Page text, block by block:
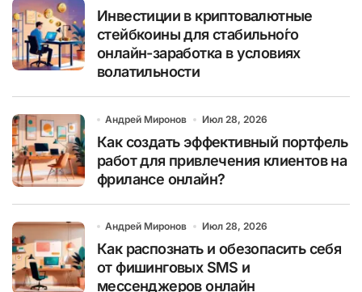
Инвестиции в криптовалютные
стейбкоины для стабильно́го
онлайн-заработка в условиях
волатильности
Андрей Миронов Июл 28, 2026
Как создать эффективный портфель
работ для привлечения клиентов на
фрилансе онлайн?
Андрей Миронов Июл 28, 2026
Как распознать и обезопасить себя
от фишинговых SMS и
мессенджеров онлайн